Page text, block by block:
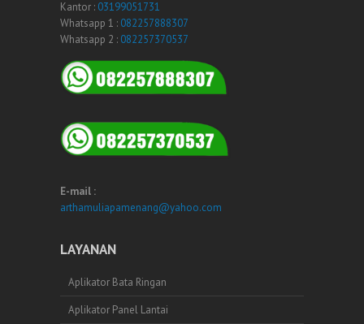
Kantor : 03199051731
Whatsapp 1 : 082257888307
Whatsapp 2 : 082257370537
E-mail :
arthamuliapamenang@yahoo.com
LAYANAN
Aplikator Bata Ringan
Aplikator Panel Lantai